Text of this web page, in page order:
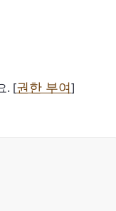
. [권한 부여]